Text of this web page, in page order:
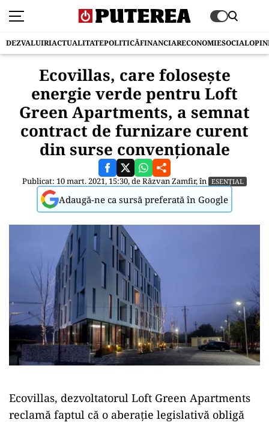
DEZVALUIRIACTUALITATEPOLITICĂFINANCIARECONOMIESOCIAL
Ecovillas, care folosește
energie verde pentru Loft
Green Apartments, a semnat
contract de furnizare curent
din surse convenționale
Publicat: 10 mart. 2021, 15:30, deRăzvan Zamfir, în ESENȚIAL
Adaugă-ne ca sursă preferată în Google
Ecovillas, dezvoltatorul Loft Green Apartments
reclamă faptul că o aberație legislativă obligă